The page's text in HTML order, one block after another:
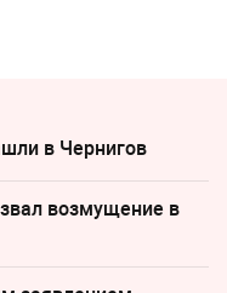
в Чернигов
возмущение в